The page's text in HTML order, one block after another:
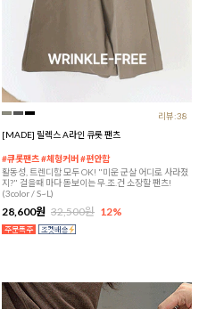
리뷰:38
[MADE] 릴렉스 A라인 큐롯 팬츠
#큐롯팬츠 #체형커버 #편안함
활동성, 트렌디함 모두 OK! "미운 군살 어디로 사라졌
지?" 걸을때 마다 돋보이는 무.조.건 소장할 팬츠!
(3color / S~L)
28,600원 32,500원 12%